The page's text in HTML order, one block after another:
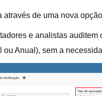
através de uma nova
e analistas
ou Anual), sem a